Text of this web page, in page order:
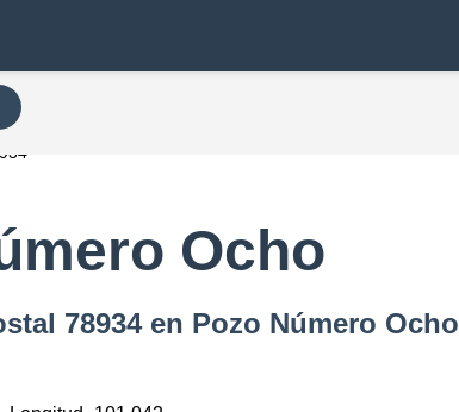
Ocho
78934 en Pozo Número Ocho